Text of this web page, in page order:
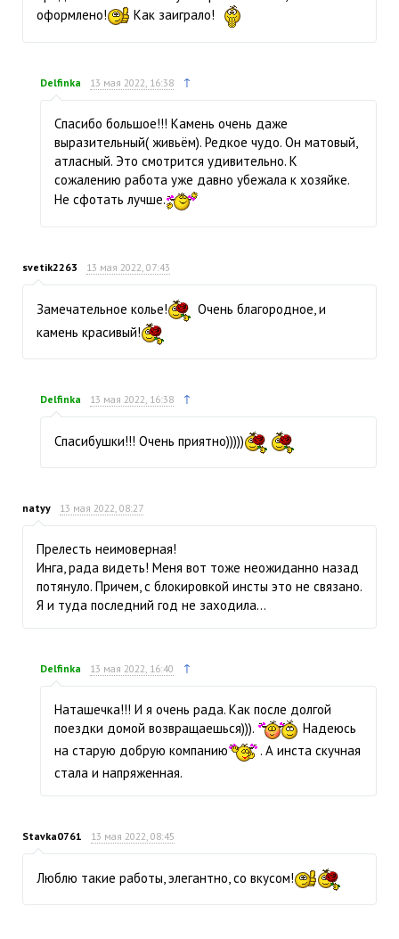
оформлено!
Как заиграло!
Delfinka 13 мая 2022, 16:38 ↑
Спасибо большое!!! Камень очень даже
выразительный( живьём). Редкое чудо. Он матовый,
атласный. Это смотрится удивительно. К
сожалению работа уже давно убежала к хозяйке.
Не сфотать лучше.
svetik2263 13 мая 2022, 07:43
Замечательное колье!
Очень благородное, и
камень красивый!
Delfinka 13 мая 2022, 16:38 ↑
Спасибушки!!! Очень приятно)))))
natyy 13 мая 2022, 08:27
Прелесть неимоверная!
Инга, рада видеть! Меня вот тоже неожиданно назад
потянуло. Причем, с блокировкой инсты это не связано.
Я и туда последний год не заходила…
Delfinka 13 мая 2022, 16:40 ↑
Наташечка!!! И я очень рада. Как после долгой
поездки домой возвращаешься))).
Надеюсь
на старую добрую компанию
. А инста скучная
стала и напряженная.
Stavka0761 13 мая 2022, 08:45
Люблю такие работы, элегантно, со вкусом!